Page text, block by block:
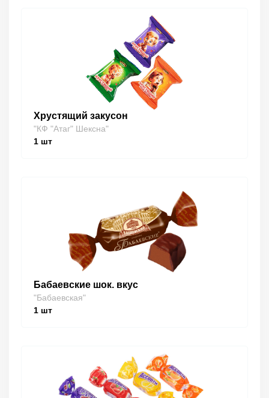
Хрустящий закусон
"КФ "Атаг" Шексна"
1 шт
Бабаевские шок. вкус
"Бабаевская"
1 шт